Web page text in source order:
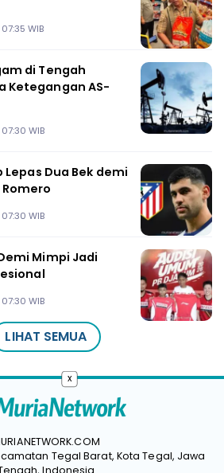
WIB
di Tengah
Ketegangan AS-
WIB
Dua Bek demi
WIB
Mimpi Jadi
WIB
LIHAT SEMUA
Tegal Barat, Kota Tegal, Jawa
Indonesia
x